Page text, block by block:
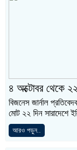
৪ অক্টোবর থেকে
বিজনেস জার্নাল
মোট ২২ দিন সারাদেশে
আরও পড়ুন..